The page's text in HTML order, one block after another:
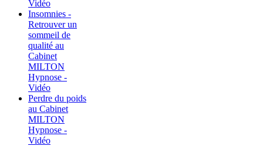
Vidéo
Insomnies -
Retrouver un
sommeil de
qualité au
Cabinet
MILTON
Hypnose -
Vidéo
Perdre du poids
au Cabinet
MILTON
Hypnose -
Vidéo